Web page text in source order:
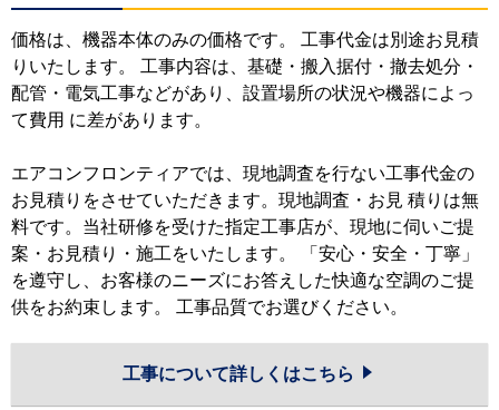
価格は、機器本体のみの価格です。 工事代金は別途お見積
りいたします。 工事内容は、基礎・搬入据付・撤去処分・
配管・電気工事などがあり、設置場所の状況や機器によっ
て費用 に差があります。
エアコンフロンティアでは、現地調査を行ない工事代金の
お見積りをさせていただきます。現地調査・お見 積りは無
料です。当社研修を受けた指定工事店が、現地に伺いご提
案・お見積り・施工をいたします。 「安心・安全・丁寧」
を遵守し、お客様のニーズにお答えした快適な空調のご提
供をお約束します。 工事品質でお選びください。
工事について詳しくはこちら